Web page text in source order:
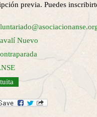
previa. Puedes
Nuevo